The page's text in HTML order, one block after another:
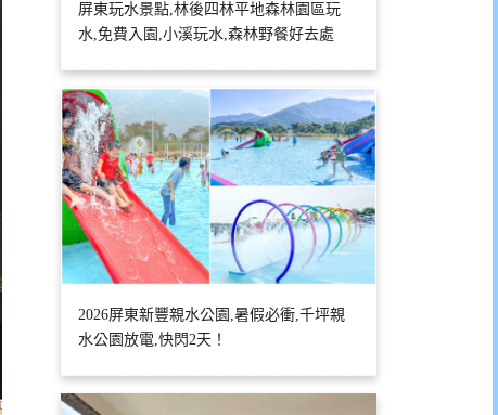
屏東玩水景點,林後四林平地森林園區玩
水,免費入園,小溪玩水,森林野餐好去處
2026屏東新豐親水公園,暑假必衝,千坪親
水公園放電,快閃2天！